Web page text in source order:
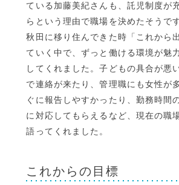
ている加藤美紀さんも、託児制度が
らという理由で職場を決めたそうで
秋田に移り住んできた時「これから
ていく中で、ずっと働ける環境が魅
してくれました。子どもの具合が悪
で連絡が来たり、管理職にも女性が
ぐに報告しやすかったり、勤務時間
に対応してもらえるなど、現在の職
語ってくれました。
これからの目標